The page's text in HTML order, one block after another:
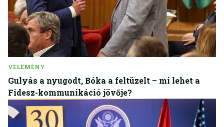
VÉLEMÉNY
Gulyás a nyugodt, Bóka a feltüzelt – mi lehet a
Fidesz-kommunikáció jövője?